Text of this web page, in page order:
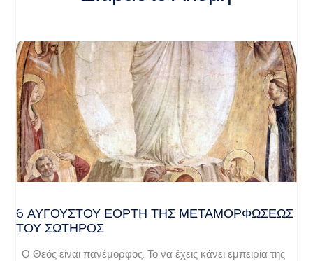
6 ΑΥΓΟΥΣΤΟΥ ΕΟΡΤΗ ΤΗΣ ΜΕΤΑΜΟΡΦΩΣΕΩΣ
ΤΟΥ ΣΩΤΗΡΟΣ
Ο Θεός είναι πανέμορφος. Το να έχεις κάνει εμπειρία της